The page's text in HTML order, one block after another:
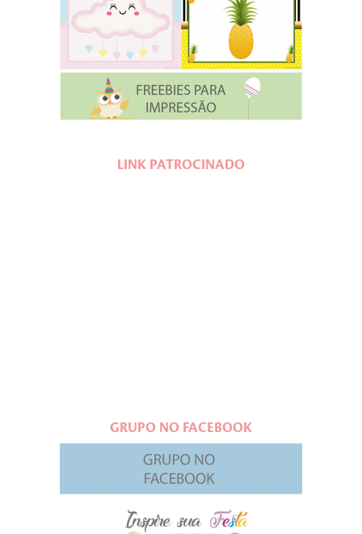
LINK PATROCINADO
GRUPO NO FACEBOOK